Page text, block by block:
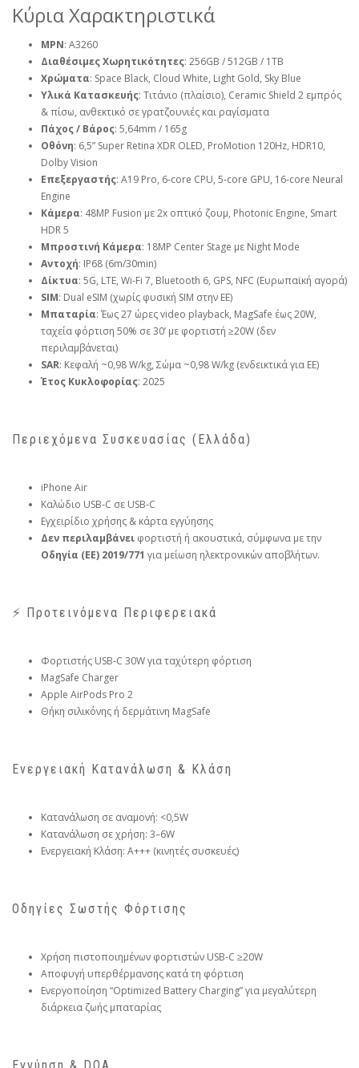
Κύρια Χαρακτηριστικά
MPN: A3260
Διαθέσιμες Χωρητικότητες: 256GB / 512GB / 1TB
Χρώματα: Space Black, Cloud White, Light Gold, Sky Blue
Υλικά Κατασκευής: Τιτάνιο (πλαίσιο), Ceramic Shield 2 εμπρός
& πίσω, ανθεκτικό σε γρατζουνιές και ραγίσματα
Πάχος / Βάρος: 5,64mm / 165g
Οθόνη: 6,5” Super Retina XDR OLED, ProMotion 120Hz, HDR10,
Dolby Vision
Επεξεργαστής: A19 Pro, 6‑core CPU, 5‑core GPU, 16‑core Neural
Engine
Κάμερα: 48MP Fusion με 2x οπτικό ζουμ, Photonic Engine, Smart
HDR 5
Μπροστινή Κάμερα: 18MP Center Stage με Night Mode
Αντοχή: IP68 (6m/30min)
Δίκτυα: 5G, LTE, Wi‑Fi 7, Bluetooth 6, GPS, NFC (Ευρωπαϊκή αγορά)
SIM: Dual eSIM (χωρίς φυσική SIM στην ΕΕ)
Μπαταρία: Έως 27 ώρες video playback, MagSafe έως 20W,
ταχεία φόρτιση 50% σε 30’ με φορτιστή ≥20W (δεν
περιλαμβάνεται)
SAR: Κεφαλή ~0,98 W/kg, Σώμα ~0,98 W/kg (ενδεικτικά για ΕΕ)
Έτος Κυκλοφορίας: 2025
Περιεχόμενα Συσκευασίας (Ελλάδα)
iPhone Air
Καλώδιο USB‑C σε USB‑C
Εγχειρίδιο χρήσης & κάρτα εγγύησης
Δεν περιλαμβάνει φορτιστή ή ακουστικά, σύμφωνα με την
Οδηγία (ΕΕ) 2019/771 για μείωση ηλεκτρονικών αποβλήτων.
⚡ Προτεινόμενα Περιφερειακά
Φορτιστής USB‑C 30W για ταχύτερη φόρτιση
MagSafe Charger
Apple AirPods Pro 2
Θήκη σιλικόνης ή δερμάτινη MagSafe
Ενεργειακή Κατανάλωση & Κλάση
Κατανάλωση σε αναμονή: <0,5W
Κατανάλωση σε χρήση: 3–6W
Ενεργειακή Κλάση: A+++ (κινητές συσκευές)
Οδηγίες Σωστής Φόρτισης
Χρήση πιστοποιημένων φορτιστών USB‑C ≥20W
Αποφυγή υπερθέρμανσης κατά τη φόρτιση
Ενεργοποίηση “Optimized Battery Charging” για μεγαλύτερη
διάρκεια ζωής μπαταρίας
Εγγύηση & DOA